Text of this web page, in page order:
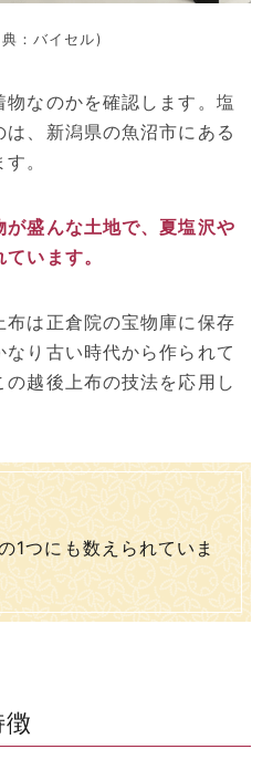
：バイセル)
なのかを確認します。塩
、新潟県の魚沼市にある
。
が盛んな土地で、夏塩沢や
います。
布は正倉院の宝物庫に保存
り古い時代から作られて
越後上布の技法を応用し
1つにも数えられていま